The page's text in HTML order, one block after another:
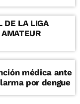
DE LA LIGA
médica ante
por dengue